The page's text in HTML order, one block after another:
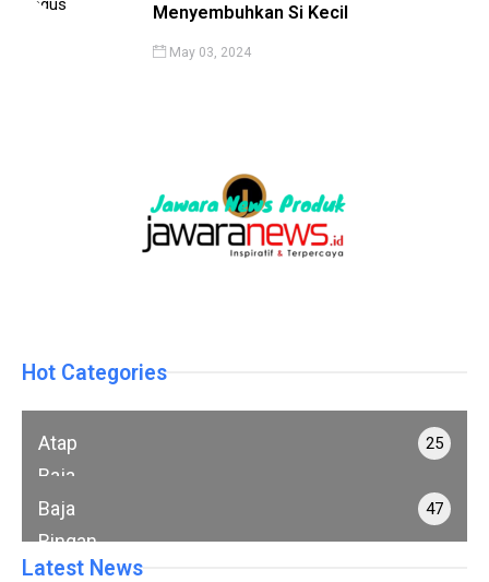
Menyembuhkan Si Kecil
May 03, 2024
Hot Categories
Atap
Baja
Ringan
25
Baja
Ringan
47
Latest News